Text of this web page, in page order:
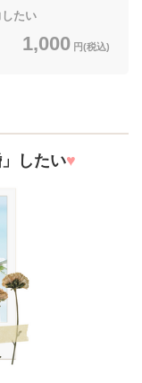
たい
1,000 円(税込)
したい♥